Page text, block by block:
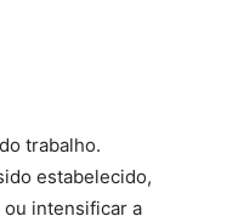
trabalho.
estabelecido,
ou intensificar a